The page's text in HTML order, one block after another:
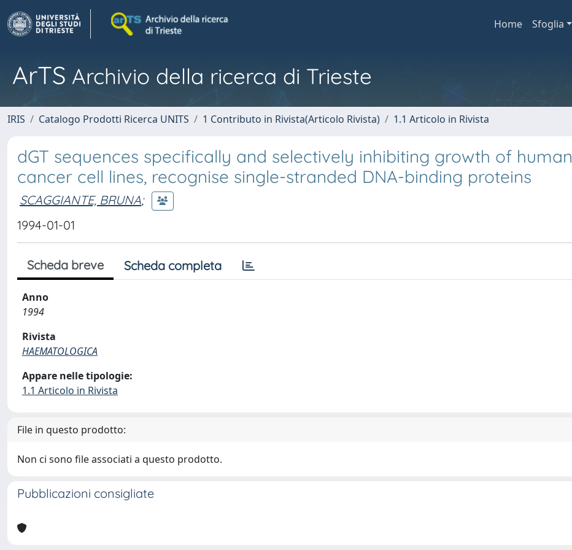
Home Sfoglia
ArTS Archivio della ricerca di Trieste
IRIS Catalogo Prodotti Ricerca UNITS 1 Contributo in Rivista(Articolo Rivista) 1.1 Articolo in Rivista
dGT sequences specifically and selectively inhibiting growth of human
cancer cell lines, recognise single-stranded DNA-binding proteins
SCAGGIANTE, BRUNA;
1994-01-01
Scheda breve Scheda completa
Anno
1994
Rivista
HAEMATOLOGICA
Appare nelle tipologie:
1.1 Articolo in Rivista
File in questo prodotto:
Non ci sono file associati a questo prodotto.
Pubblicazioni consigliate